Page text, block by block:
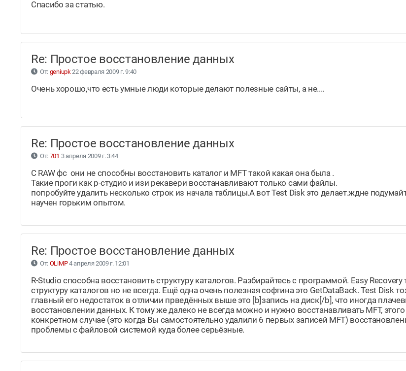
Спасибо за статью.
Re: Простое восстановление данных
От: geniupk22 февраля 2009 г. 9:40
Очень хорошо,что есть умные люди которые делают полезные сайты, а не....
Re: Простое восстановление данных
От: 701 3 апреля 2009 г. 3:44
C RAW фс они не способны восстановить каталог и MFT такой какая она была .
Такие проги как р-студио и изи рекавери восстанавливают только сами файлы.
попробуйте удалить несколько строк из начала таблицы.А вот Test Disk это делает.ждне
научен горьким опытом.
Re: Простое восстановление данных
От: OLiMP4 апреля 2009 г. 12:01
R-Studio способна восстановить структуру каталогов. Разбирайтесь с программой. Easy
структуру каталогов но не всегда. Ещё одна очень полезная софтина это GetDataBack. Test Disk
главный его недостаток в отличии прведённых выше это [b]запись на диск[/b], что иногда
восстановлении данных. К тому же далеко не всегда можно и нужно восстанавливать MFT,
конкретном случае (это когда Вы самостоятельно удалили 6 первых записей MFT)
проблемы с файловой системой куда более серьёзные.